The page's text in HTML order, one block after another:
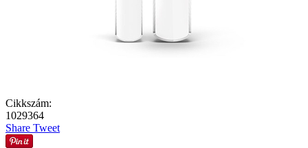
Cikkszám:
1029364
Share Tweet